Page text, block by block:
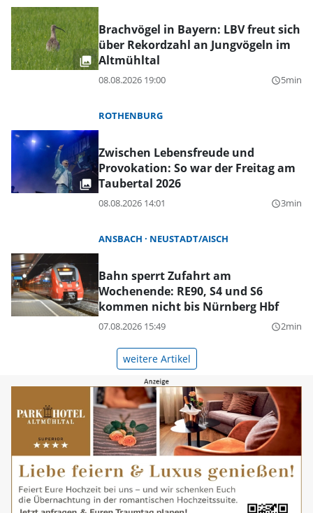
Brachvögel in Bayern: LBV freut sich
über Rekordzahl an Jungvögeln im
Altmühltal
08.08.2026 19:00 query_builder5min
ROTHENBURG
Zwischen Lebensfreude und
Provokation: So war der Freitag am
Taubertal 2026
08.08.2026 14:01 query_builder3min
ANSBACH NEUSTADT/AISCH
Bahn sperrt Zufahrt am
Wochenende: RE90, S4 und S6
kommen nicht bis Nürnberg Hbf
07.08.2026 15:49 query_builder2min
weitere Artikel